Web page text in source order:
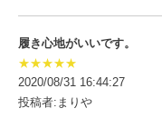
履き心地がいいです。
★★★★★
2020/08/31 16:44:27
投稿者:まりや